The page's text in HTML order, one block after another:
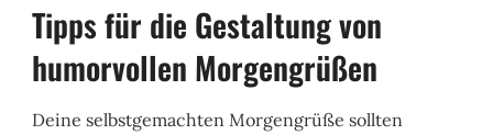
Tipps für die Gestaltung von
humorvollen Morgengrüßen
Deine selbstgemachten Morgengrüße sollten